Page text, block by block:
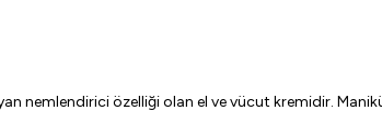
nemlendirici özelliği olan el ve vücut kremidir.